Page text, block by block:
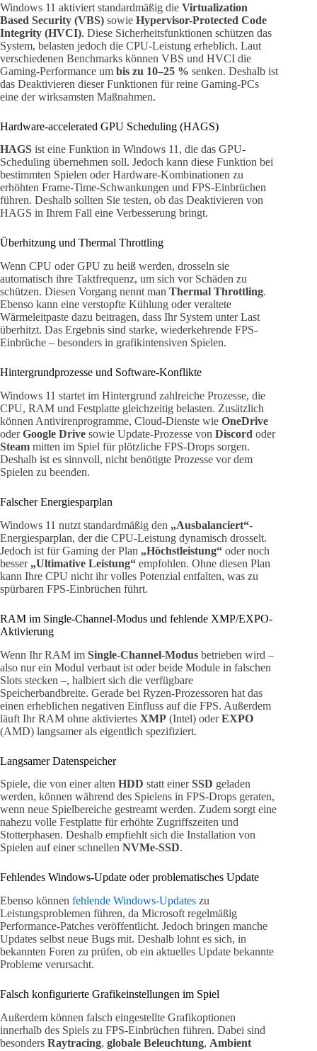
Windows 11 aktiviert standardmäßig die Virtualization
Based Security (VBS) sowie Hypervisor-Protected Code
Integrity (HVCI). Diese Sicherheitsfunktionen schützen das
System, belasten jedoch die CPU-Leistung erheblich. Laut
verschiedenen Benchmarks können VBS und HVCI die
Gaming-Performance um bis zu 10–25 % senken. Deshalb ist
das Deaktivieren dieser Funktionen für reine Gaming-PCs
eine der wirksamsten Maßnahmen.
Hardware-accelerated GPU Scheduling (HAGS)
HAGS ist eine Funktion in Windows 11, die das GPU-
Scheduling übernehmen soll. Jedoch kann diese Funktion bei
bestimmten Spielen oder Hardware-Kombinationen zu
erhöhten Frame-Time-Schwankungen und FPS-Einbrüchen
führen. Deshalb sollten Sie testen, ob das Deaktivieren von
HAGS in Ihrem Fall eine Verbesserung bringt.
Überhitzung und Thermal Throttling
Wenn CPU oder GPU zu heiß werden, drosseln sie
automatisch ihre Taktfrequenz, um sich vor Schäden zu
schützen. Diesen Vorgang nennt man Thermal Throttling.
Ebenso kann eine verstopfte Kühlung oder veraltete
Wärmeleitpaste dazu beitragen, dass Ihr System unter Last
überhitzt. Das Ergebnis sind starke, wiederkehrende FPS-
Einbrüche – besonders in grafikintensiven Spielen.
Hintergrundprozesse und Software-Konflikte
Windows 11 startet im Hintergrund zahlreiche Prozesse, die
CPU, RAM und Festplatte gleichzeitig belasten. Zusätzlich
können Antivirenprogramme, Cloud-Dienste wie OneDrive
oderGoogle Drive sowie Update-Prozesse von Discord oder
Steam mitten im Spiel für plötzliche FPS-Drops sorgen.
Deshalb ist es sinnvoll, nicht benötigte Prozesse vor dem
Spielen zu beenden.
Falscher Energiesparplan
Windows 11 nutzt standardmäßig den „Ausbalanciert“-
Energiesparplan, der die CPU-Leistung dynamisch drosselt.
Jedoch ist für Gaming der Plan „Höchstleistung“ oder noch
besser „Ultimative Leistung“ empfohlen. Ohne diesen Plan
kann Ihre CPU nicht ihr volles Potenzial entfalten, was zu
spürbaren FPS-Einbrüchen führt.
RAM im Single-Channel-Modus und fehlende XMP/EXPO-
Aktivierung
Wenn Ihr RAM im Single-Channel-Modus betrieben wird –
also nur ein Modul verbaut ist oder beide Module in falschen
Slots stecken –, halbiert sich die verfügbare
Speicherbandbreite. Gerade bei Ryzen-Prozessoren hat das
einen erheblichen negativen Einfluss auf die FPS. Außerdem
läuft Ihr RAM ohne aktiviertes XMP (Intel) oderEXPO
(AMD) langsamer als eigentlich spezifiziert.
Langsamer Datenspeicher
Spiele, die von einer alten HDD statt einerSSD geladen
werden, können während des Spielens in FPS-Drops geraten,
wenn neue Spielbereiche gestreamt werden. Zudem sorgt eine
nahezu volle Festplatte für erhöhte Zugriffszeiten und
Stotterphasen. Deshalb empfiehlt sich die Installation von
Spielen auf einer schnellen NVMe-SSD.
Fehlendes Windows-Update oder problematisches Update
Ebenso können fehlende Windows-Updates zu
Leistungsproblemen führen, da Microsoft regelmäßig
Performance-Patches veröffentlicht. Jedoch bringen manche
Updates selbst neue Bugs mit. Deshalb lohnt es sich, in
bekannten Foren zu prüfen, ob ein aktuelles Update bekannte
Probleme verursacht.
Falsch konfigurierte Grafikeinstellungen im Spiel
Außerdem können falsch eingestellte Grafikoptionen
innerhalb des Spiels zu FPS-Einbrüchen führen. Dabei sind
besonders Raytracing, globale Beleuchtung, Ambient